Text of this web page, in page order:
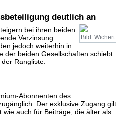
deutlich an
Bild: Wichert
bei ihren beiden
Verzinsung
jedoch weiterhin in
der beiden Gesellschaften schiebt
Rangliste.
Abonnenten des
Der exklusive Zugang gilt
wie auch für Beiträge, die älter als